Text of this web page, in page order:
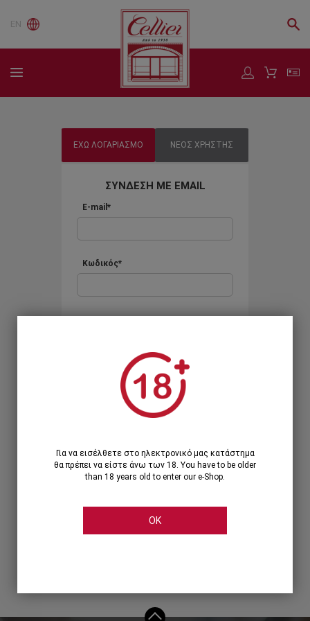
EN
ΕΧΩ ΛΟΓΑΡΙΑΣΜΟ ΝΕΟΣ ΧΡΗΣΤΗΣ
ΣΥΝΔΕΣΗ ΜΕ EMAIL
E-mail*
Κωδικός*
Ξεχάσατε τον κωδικό;
Ή
ΣΥΝΔΕΣΗ ΜΕ ...
Για να εισέλθετε στο ηλεκτρονικό μας κατάστημα
θα πρέπει να είστε άνω των 18. You have to be older
than 18 years old to enter our e-Shop.
OK